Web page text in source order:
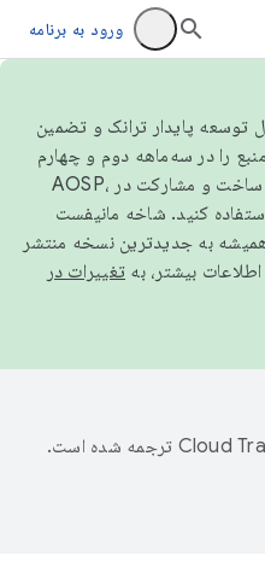
ورود به برنامه
با مدل توسعه پایدار ترانک و تضمین
را در سه‌ماهه دوم و چهارم
کنید. شاخه مانیفست
به جدیدترین نسخه منتشر
تغییرات در
ترجمه شده است.